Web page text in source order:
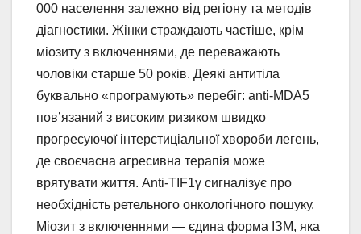
000 населення залежно від регіону та методів
діагностики. Жінки страждають частіше, крім
міозиту з включеннями, де переважають
чоловіки старше 50 років. Деякі антитіла
буквально «програмують» перебіг: anti-MDA5
пов’язаний з високим ризиком швидко
прогресуючої інтерстиціальної хвороби легень,
де своєчасна агресивна терапія може
врятувати життя. Anti-TIF1γ сигналізує про
необхідність ретельного онкологічного пошуку.
Міозит з включеннями — єдина форма ІЗМ, яка